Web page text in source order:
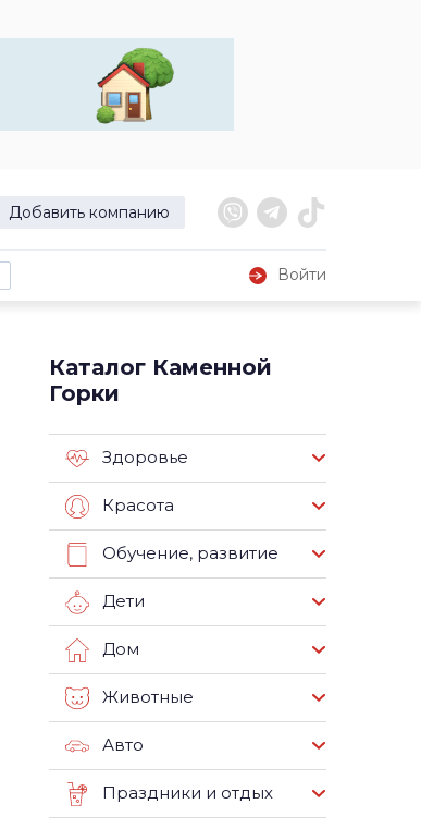
Добавить компанию
Войти
Каталог Каменной
Горки
Здоровье
Красота
Обучение, развитие
Дети
Дом
Животные
Авто
Праздники и отдых